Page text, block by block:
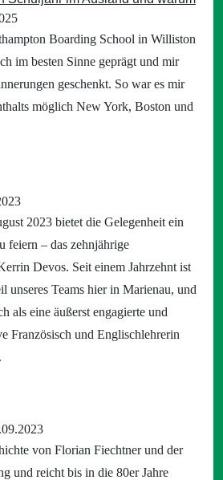
Boarding School in Williston
im besten Sinne geprägt und mir
geschenkt. So war es mir
möglich New York, Boston und
2023 bietet die Gelegenheit ein
feiern – das zehnjährige
Devos. Seit einem Jahrzehnt ist
unseres Teams hier in Marienau, und
als eine äußerst engagierte und
Französisch und Englischlehrerin
von Florian Fiechtner und der
und reicht bis in die 80er Jahre